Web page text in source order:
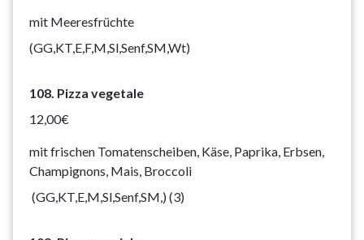
mit Meeresfrüchte
(GG,KT,E,F,M,Sl,Senf,SM,Wt)
108. Pizza vegetale
12,00€
mit frischen Tomatenscheiben, Käse, Paprika, Erbsen,
Champignons, Mais, Broccoli
(GG,KT,E,M,Sl,Senf,SM,) (3)